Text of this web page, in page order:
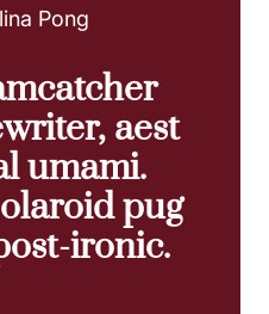
Pong
aest
umami.
pug
ironic.